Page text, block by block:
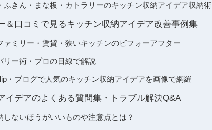
ふきん・まな板・カトラリーのキッチン収納アイデア収納術
＆口コミで見るキッチン収納アイデア改善事例集
ァミリー・賃貸・狭いキッチンのビフォーアフター
リー術・プロの目線で解説
・ブログで人気のキッチン収納アイデアを画像で網羅
イデアのよくある質問集・トラブル解決Q&A
しないほうがいいものや注意点とは？